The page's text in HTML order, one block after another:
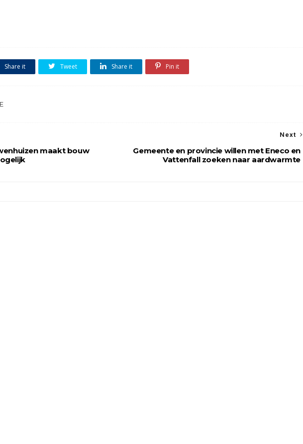
Share it Tweet Share it Pin it
Next
Gemeente en provincie willen met Eneco en
Vattenfall zoeken naar aardwarmte
maakt bouw